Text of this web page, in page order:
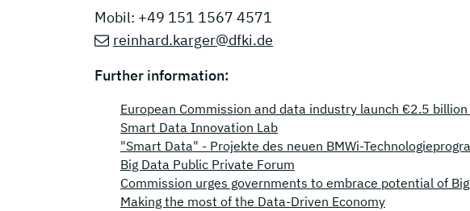
Mobil: +49 151 1567 4571
reinhard.karger@dfki.de
Further information:
European Commission and data industry launch €2.5
Smart Data Innovation Lab
"Smart Data" - Projekte des neuen BMWi-
Big Data Public Private Forum
Commission urges governments to embrace potential of
Making the most of the Data-Driven Economy